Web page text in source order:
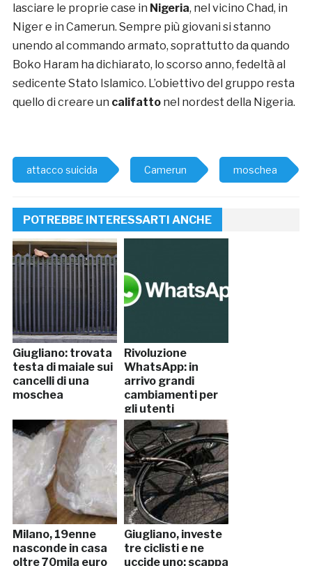
lasciare le proprie case in Nigeria, nel vicino Chad, in
Niger e in Camerun. Sempre più giovani si stanno
unendo al commando armato, soprattutto da quando
Boko Haram ha dichiarato, lo scorso anno, fedeltà al
sedicente Stato Islamico. L’obiettivo del gruppo resta
quello di creare un califattonel nordest della Nigeria.
attacco suicida Camerun moschea
POTREBBE INTERESSARTI ANCHE
Giugliano: trovata
testa di maiale sui
cancelli di una
moschea
Rivoluzione
WhatsApp: in
arrivo grandi
cambiamenti per
gli utenti
Milano, 19enne
nasconde in casa
oltre 70mila euro
Giugliano, investe
tre ciclisti e ne
uccide uno: scappa